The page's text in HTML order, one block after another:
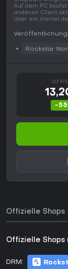
Auf dem PC
anderen Client
über ein Viertel
Rockstar
-
Offizielle Shops
Offizielle Shops
DRM: